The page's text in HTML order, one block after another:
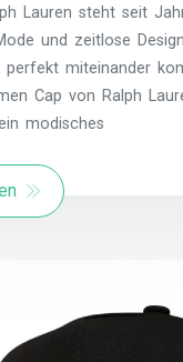
Lauren steht seit
und zeitlose
perfekt miteinander
Cap von Ralph
modisches